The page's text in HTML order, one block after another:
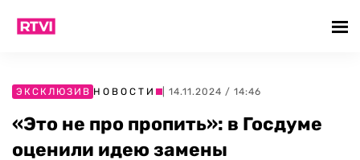
ЭКСКЛЮЗИВ НОВОСТИ | 14.11.2024 / 14:46
«Это не про пропить»: в Госдуме
оценили идею замены